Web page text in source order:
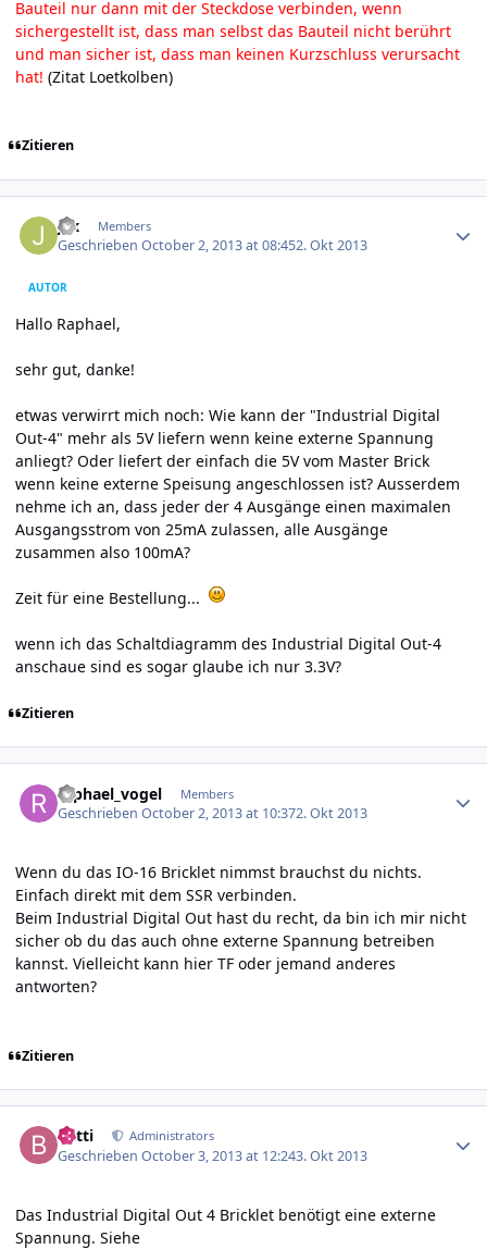
Bauteil nur dann mit der Steckdose verbinden, wenn
sichergestellt ist, dass man selbst das Bauteil nicht berührt
und man sicher ist, dass man keinen Kurzschluss verursacht
hat! (Zitat Loetkolben)
Zitieren
jax Members
GeschriebenOctober 2, 2013 at 08:452. Okt 2013
AUTOR
Hallo Raphael,
sehr gut, danke!
etwas verwirrt mich noch: Wie kann der "Industrial Digital
Out-4" mehr als 5V liefern wenn keine externe Spannung
anliegt? Oder liefert der einfach die 5V vom Master Brick
wenn keine externe Speisung angeschlossen ist? Ausserdem
nehme ich an, dass jeder der 4 Ausgänge einen maximalen
Ausgangsstrom von 25mA zulassen, alle Ausgänge
zusammen also 100mA?
Zeit für eine Bestellung...
wenn ich das Schaltdiagramm des Industrial Digital Out-4
anschaue sind es sogar glaube ich nur 3.3V?
Zitieren
raphael_vogel Members
GeschriebenOctober 2, 2013 at 10:372. Okt 2013
Wenn du das IO-16 Bricklet nimmst brauchst du nichts.
Einfach direkt mit dem SSR verbinden.
Beim Industrial Digital Out hast du recht, da bin ich mir nicht
sicher ob du das auch ohne externe Spannung betreiben
kannst. Vielleicht kann hier TF oder jemand anderes
antworten?
Zitieren
batti Administrators
GeschriebenOctober 3, 2013 at 12:243. Okt 2013
Das Industrial Digital Out 4 Bricklet benötigt eine externe
Spannung. Siehe